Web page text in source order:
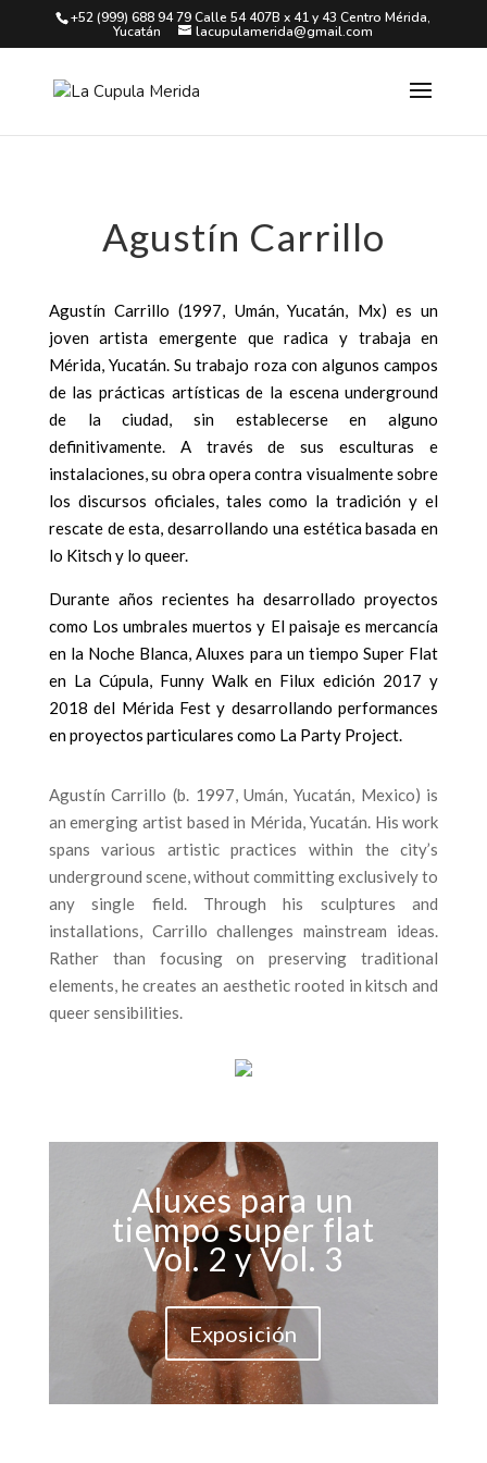
+52 (999) 688 94 79 Calle 54 407B x 41 y 43 Centro Mérida,
Yucatán
lacupulamerida@gmail.com
Agustín Carrillo
Agustín Carrillo (1997, Umán, Yucatán, Mx) es un
joven artista emergente que radica y trabaja en
Mérida, Yucatán. Su trabajo roza con algunos campos
de las prácticas artísticas de la escena underground
de la ciudad, sin establecerse en alguno
definitivamente. A través de sus esculturas e
instalaciones, su obra opera contra visualmente sobre
los discursos oficiales, tales como la tradición y el
rescate de esta, desarrollando una estética basada en
lo Kitsch y lo queer.
Durante años recientes ha desarrollado proyectos
como Los umbrales muertos y El paisaje es mercancía
en la Noche Blanca, Aluxes para un tiempo Super Flat
en La Cúpula, Funny Walk en Filux edición 2017 y
2018 del Mérida Fest y desarrollando performances
en proyectos particulares como La Party Project.
Agustín Carrillo (b. 1997, Umán, Yucatán, Mexico) is
an emerging artist based in Mérida, Yucatán. His work
spans various artistic practices within the city’s
underground scene, without committing exclusively to
any single field. Through his sculptures and
installations, Carrillo challenges mainstream ideas.
Rather than focusing on preserving traditional
elements, he creates an aesthetic rooted in kitsch and
queer sensibilities.
Aluxes para un
tiempo super flat
Vol. 2 y Vol. 3
Exposición